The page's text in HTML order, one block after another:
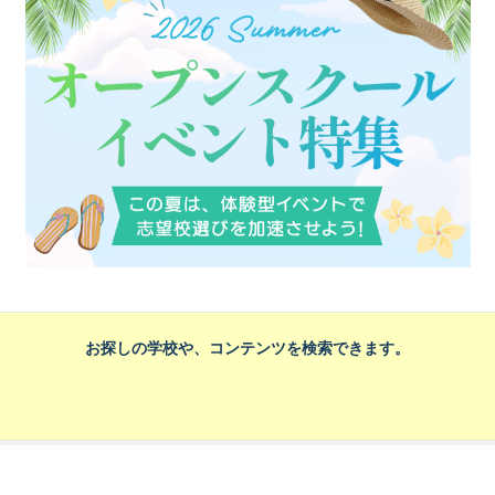
お探しの学校や、コンテンツを検索できます。